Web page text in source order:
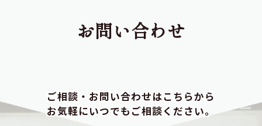
お問い合わせ
ご相談・お問い合わせはこちらから
お気軽にいつでもご相談ください。